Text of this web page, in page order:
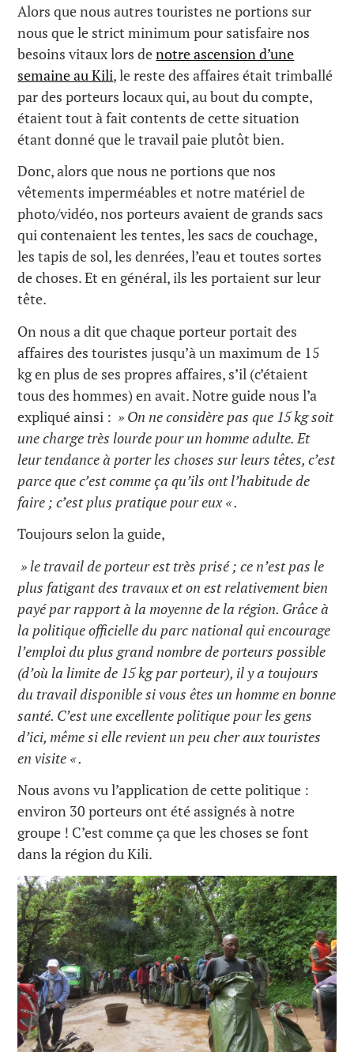
Alors que nous autres touristes ne portions sur
nous que le strict minimum pour satisfaire nos
besoins vitaux lors denotre ascension d’une
semaine au Kili, le reste des affaires était trimballé
par des porteurs locaux qui, au bout du compte,
étaient tout à fait contents de cette situation
étant donné que le travail paie plutôt bien.
Donc, alors que nous ne portions que nos
vêtements imperméables et notre matériel de
photo/vidéo, nos porteurs avaient de grands sacs
qui contenaient les tentes, les sacs de couchage,
les tapis de sol, les denrées, l’eau et toutes sortes
de choses. Et en général, ils les portaient sur leur
tête.
On nous a dit que chaque porteur portait des
affaires des touristes jusqu’à un maximum de 15
kg en plus de ses propres affaires, s’il (c’étaient
tous des hommes) en avait. Notre guide nous l’a
expliqué ainsi : » On ne considère pas que 15 kg soit
une charge très lourde pour un homme adulte. Et
leur tendance à porter les choses sur leurs têtes, c’est
parce que c’est comme ça qu’ils ont l’habitude de
faire ; c’est plus pratique pour eux « .
Toujours selon la guide,
» le travail de porteur est très prisé ; ce n’est pas le
plus fatigant des travaux et on est relativement bien
payé par rapport à la moyenne de la région. Grâce à
la politique officielle du parc national qui encourage
l’emploi du plus grand nombre de porteurs possible
(d’où la limite de 15 kg par porteur), il y a toujours
du travail disponible si vous êtes un homme en bonne
santé. C’est une excellente politique pour les gens
d’ici, même si elle revient un peu cher aux touristes
en visite « .
Nous avons vu l’application de cette politique :
environ 30 porteurs ont été assignés à notre
groupe ! C’est comme ça que les choses se font
dans la région du Kili.